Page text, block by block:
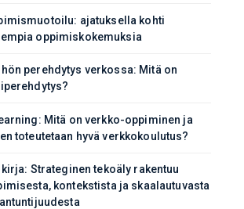
ajatuksella kohti
oppimiskokemuksia
perehdytys verkossa: Mitä on
Mitä on verkko-oppiminen ja
toteutetaan hyvä verkkokoulutus?
Strateginen tekoäly rakentuu
kontekstista ja skaalautuvasta